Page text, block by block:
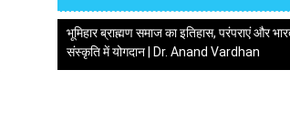
भूमिहार ब्राह्मण समाज का इतिहास, परंपराएं और
संस्कृति में योगदान | Dr. Anand Vardhan